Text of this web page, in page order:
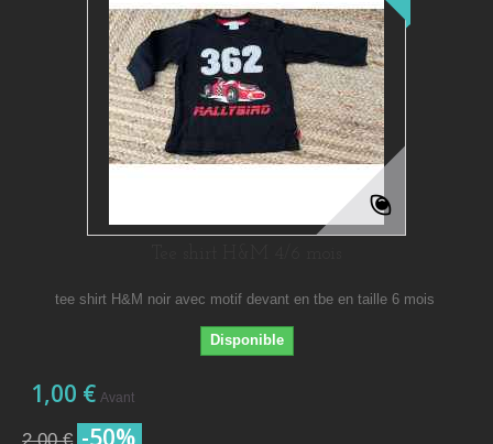
tee shirt H&M noir avec motif devant en tbe en taille 6 mois
Disponible
1,00 € Avant
2,00 € -50%